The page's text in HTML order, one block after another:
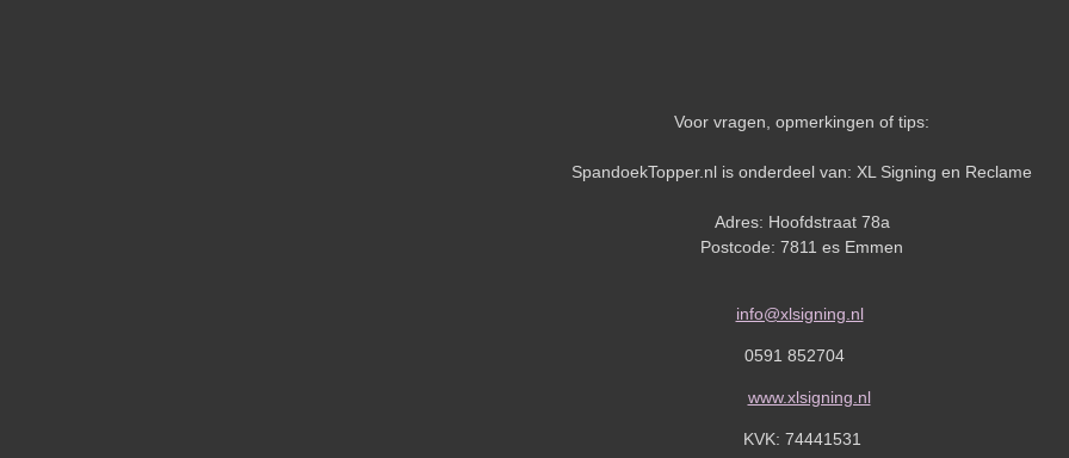
Voor vragen, opmerkingen of tips:
SpandoekTopper.nl is onderdeel van: XL Signing en Reclame
Adres: Hoofdstraat 78a
Postcode: 7811 es Emmen
info@xlsigning.nl
0591 852704
www.xlsigning.nl
KVK: 74441531